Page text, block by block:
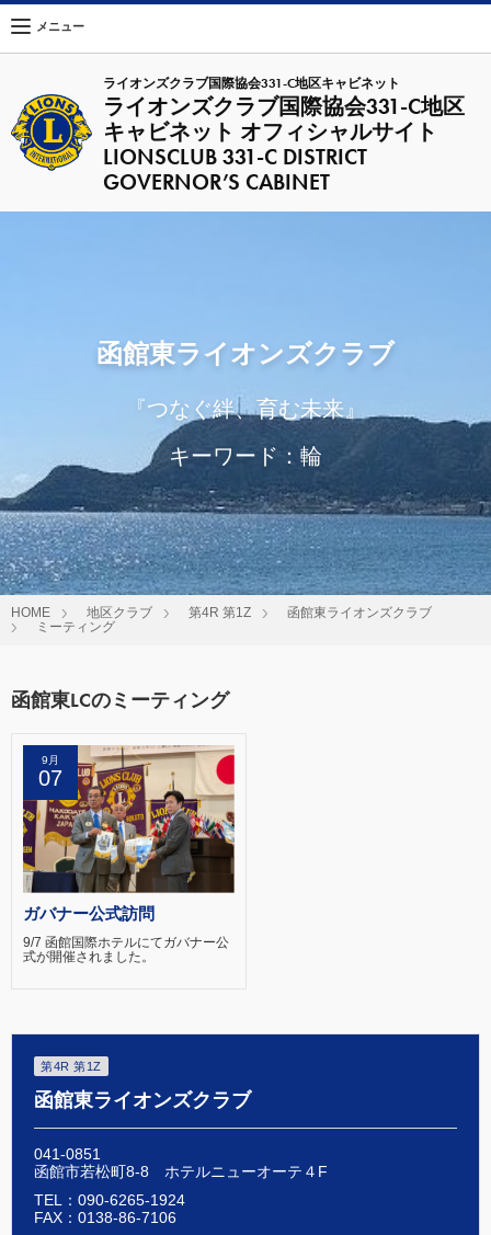
ライオンズクラブ国際協会331-C地区キャビネット
ライオンズクラブ国際協会331-C地区
キャビネット オフィシャルサイト
LIONSCLUB 331-C DISTRICT
GOVERNOR’S CABINET
メニュー
函館東ライオンズクラブ
『つなぐ絆、育む未来』
キーワード：輪
HOME 地区クラブ 第4R 第1Z
函館東ライオンズクラブ
ミーティング
函館東LCのミーティング
9月
07
ガバナー公式訪問
9/7 函館国際ホテルにてガバナー公
式が開催されました。
第4R 第1Z
函館東ライオンズクラブ
041-0851
函館市若松町8-8 ホテルニューオーテ４F
TEL：090-6265-1924
FAX：0138-86-7106